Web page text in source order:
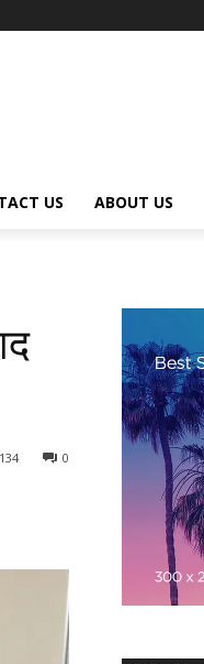
US ABOUT US
0
134